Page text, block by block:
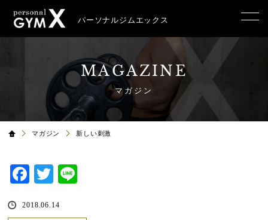
パーソナルジムエックス
MAGAZINE
マガジン
マガジン 新しい刺激
Facebook
Twitter
2018.06.14